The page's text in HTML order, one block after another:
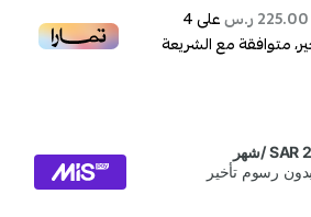
225.00 ر.س على4
متوافقة مع الشريعة